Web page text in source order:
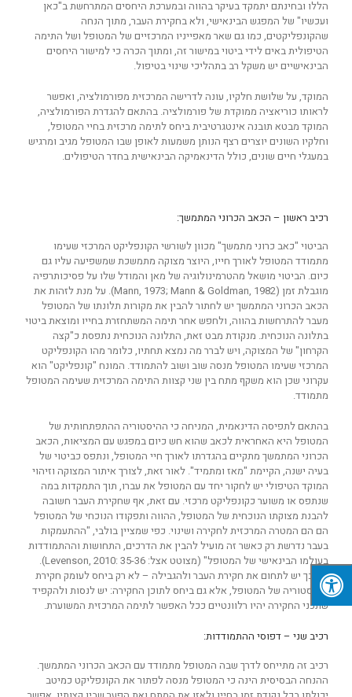
הללו ובחינתם יתמקד בעיקר בהווה ובמערכת היחסים המתרחשת ב"כאן
ועכשיו" של המפגש הבינאישי, ולא בחקירת העבר, מתוך הנחה
שהקונפליקטים, כמו גם שאר מאפייניו המרכזיים של המטופל ושל התימה
הטיפולית באים לידי ביטוי במישור זה, ומתוך הכרה כי למישור היחסים
הבינאישיים יש משקל רב בתהליכי שינוי בטיפול.
המוקד, על שלושת חלקיו, עונה לדרישה המרכזית מפורמולציה, ואפשר
לראותו כוריאציה ממוקדת של פורמולציה. בהתאם להגדרת הפורמולציה,
המוקד מבטא תובנה אינטגרטיבית ביחס לתימה מרכזית בחיי המטופל,
וחלקיו השונים יוצרים רצף הנותן משמעות לאופן שבו המטופל מגיב ומרגיש
במעגלי חיים שונים, כולל הדינאמיקה הבינאישית בחדר הטיפולים.
רכיב ראשון – הכאב הכרוני המתמשך:
הביטוי "כאב כרוני מתמשך" מכוון לשורשי הקונפליקט המרכזי שעימו
מתמודד המטופל לאורך חייו, היוצר מצוקה מתמשכת שמשפיעה עליו גם
כיום. הביטוי מושאל מהטרמינולוגיה של מאן והמודל שלו על פסיכותרפיה
מוגבלת זמן (Mann, 1973; Mann & Goldman, 1982). על מנת לזהות את
הכאב הכרוני המתמשך יש לחתור להבין את מקורות תלונתו של המטופל
מעבר להתרחשות בהווה, ולחפש אחר תימה המשתחזרת בחייו ומוצאת ביטוי
בתלונה הנוכחית. מנקודת מבט זאת, התלונה הנוכחית נתפסת כ"קצה
הקרחון" של המצוקה, ויש לברר מה נמצא תחתיו, כלומר מהו הקונפליקט
המרכזי שעימו המטופל מנסה שוב ושוב להתמודד. המונח "קונפליקט" הוא
עקרוני שכן הוא משקף מתח בין שני קצוות התימה המרכזית שעימה המטופל
מתמודד.
בהתאם לתפיסה הדינאמית, המניחה כי ההיסטוריה ההתפתחותית של
המטופל היא האחראית לכאב שהוא חש כיום במפגש עם המציאות, הכאב
הכרוני המתמשך מתקיים בהגדרתו לאורך חיי המטופל, ונתפס כביטוי של
בעיה ישנה, הקיימת "מאז ומתמיד". לאור זאת, לצורך איתור המצוקה וזיהוי
המוקד הטיפולי יש לחקור יחד עם המטופל את עברו, תוך התמקדות במה
שנתפס או משוער כקונפליקט מרכזי. עם זאת, אף שחקירת העבר חשובה
להבנת מצוקתו הנוכחית של המטופל, ההווה ותפקודו הנוכחי של המטופל
הם הם המטרה המרכזית לחקירה ושינוי. כפי שמציין בולבי, "ההתעמקות
בעבר נדרשת רק כאשר זה מועיל להבין את הדרכים, התחושות וההתמודדות
בעולמו הבינאישי של המטופל" (מצוטט אצל: Levenson, 2010: 35-36).
לפיכך יש לתחום את חקירת העבר ולהגבילה – לא רק ביחס לעומק חקירת
ההיסטוריה של המטופל, אלא גם ביחס לתוכן החקירה: יש לנסות ולהקפיד
שתכני החקירה יהיו רלוונטיים ככל האפשר לתימה המרכזית המשוערת.
רכיב שני – דפוסי ההתמודדות:
רכיב זה מתייחס לדרך שבה המטופל מתמודד עם הכאב הכרוני המתמשך.
ההנחה הבסיסית הינה כי המטופל מנסה לפתור את הקונפליקט כמיטב